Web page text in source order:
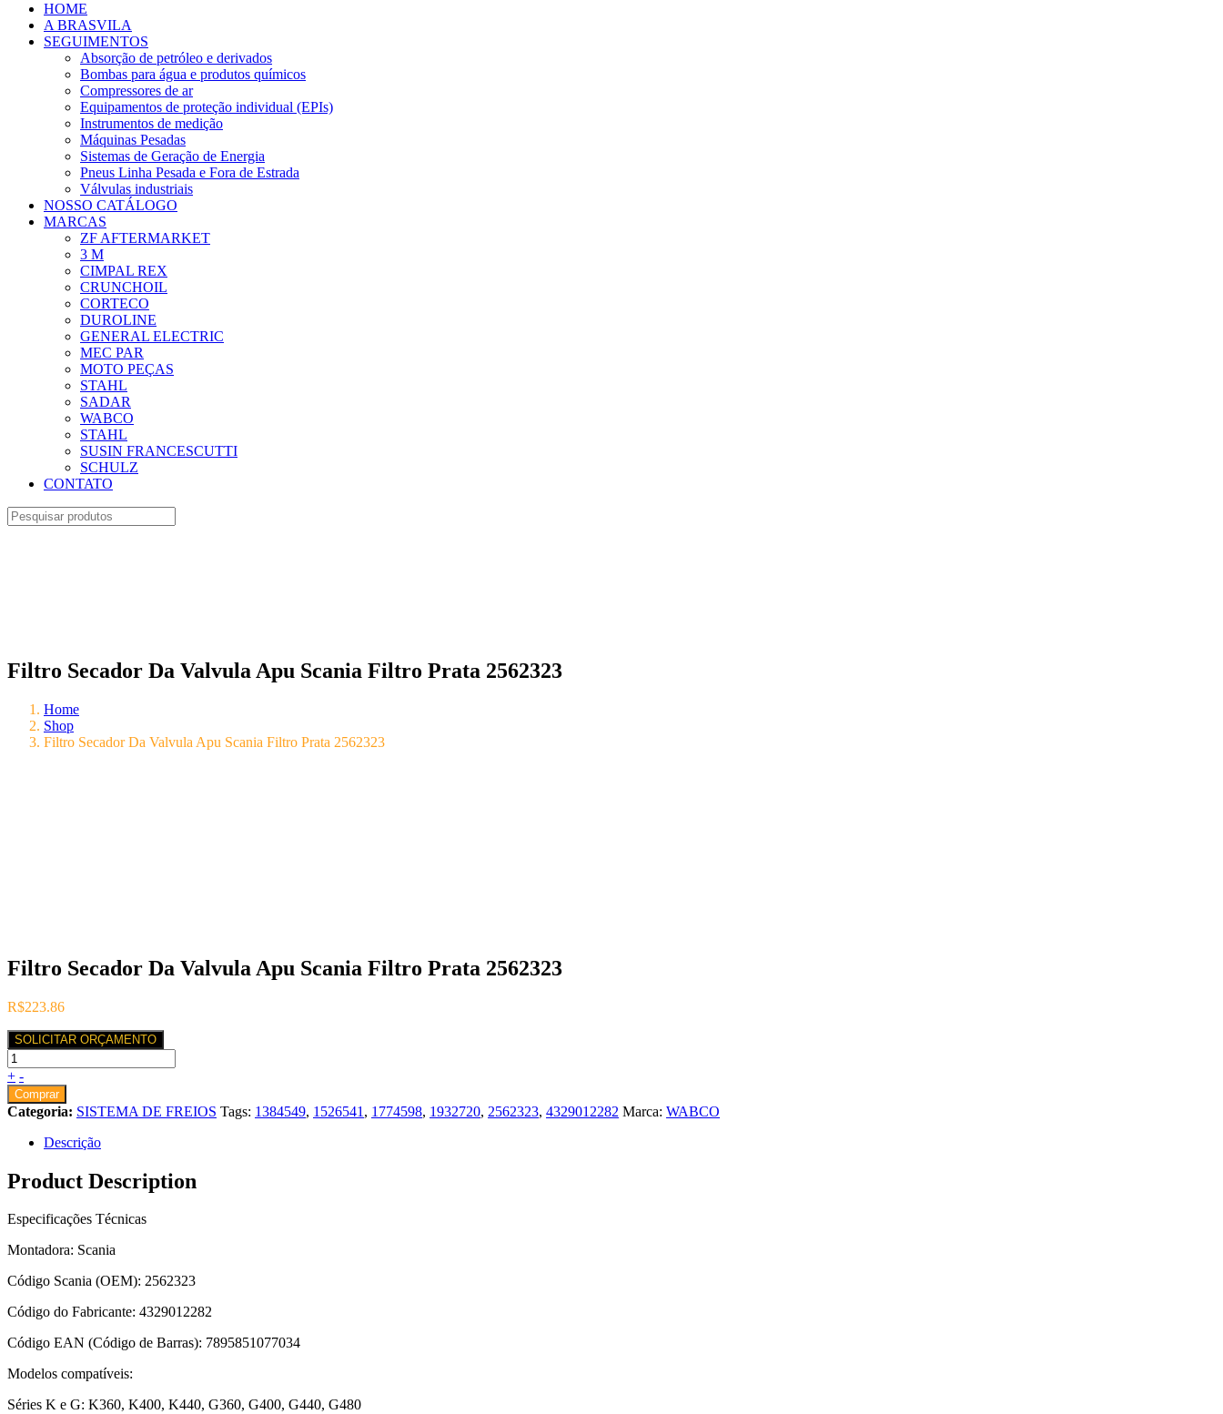
HOME
A BRASVILA
SEGUIMENTOS
Absorção de petróleo e derivados
Bombas para água e produtos químicos
Compressores de ar
Equipamentos de proteção individual (EPIs)
Instrumentos de medição
Máquinas Pesadas
Sistemas de Geração de Energia
Pneus Linha Pesada e Fora de Estrada
Válvulas industriais
NOSSO CATÁLOGO
MARCAS
ZF AFTERMARKET
3 M
CIMPAL REX
CRUNCHOIL
CORTECO
DUROLINE
GENERAL ELECTRIC
MEC PAR
MOTO PEÇAS
STAHL
SADAR
WABCO
STAHL
SUSIN FRANCESCUTTI
SCHULZ
CONTATO
Filtro Secador Da Valvula Apu Scania Filtro Prata 2562323
Home
Shop
Filtro Secador Da Valvula Apu Scania Filtro Prata 2562323
Filtro Secador Da Valvula Apu Scania Filtro Prata 2562323
R$223.86
SOLICITAR ORÇAMENTO
+ -
Comprar
Categoria: SISTEMA DE FREIOS Tags: 1384549, 1526541 , 1774598, 1932720, 2562323, 4329012282 Marca: WABCO
Descrição
Product Description
Especificações Técnicas
Montadora: Scania
Código Scania (OEM): 2562323
Código do Fabricante: 4329012282
Código EAN (Código de Barras): 7895851077034
Modelos compatíveis:
Séries K e G: K360, K400, K440, G360, G400, G440, G480